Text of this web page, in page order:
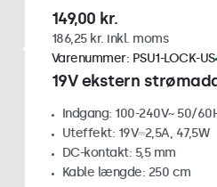
149,00 kr.
186,25 kr. inkl. moms
19V ekstern
Varenummer: PSU1-LOCK-US
Indgang: 100-240V~ 50/
Uteffekt: 19V⎓2,5A, 47,5W
DC-kontakt: 5,5 mm
Kable længde: 250 cm